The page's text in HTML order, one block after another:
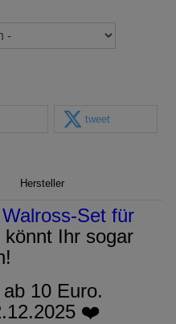
tweet
Hersteller
Set für
könnt Ihr sogar
10 Euro.
❤️